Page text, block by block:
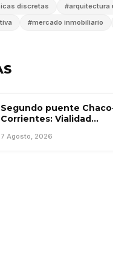
discretas #arquitectura
#mercado inmobiliario
OBRA PÚBLICA
Segundo puente
Corrientes: Vialidad
hay financiamiento para
7 Agosto, 2026